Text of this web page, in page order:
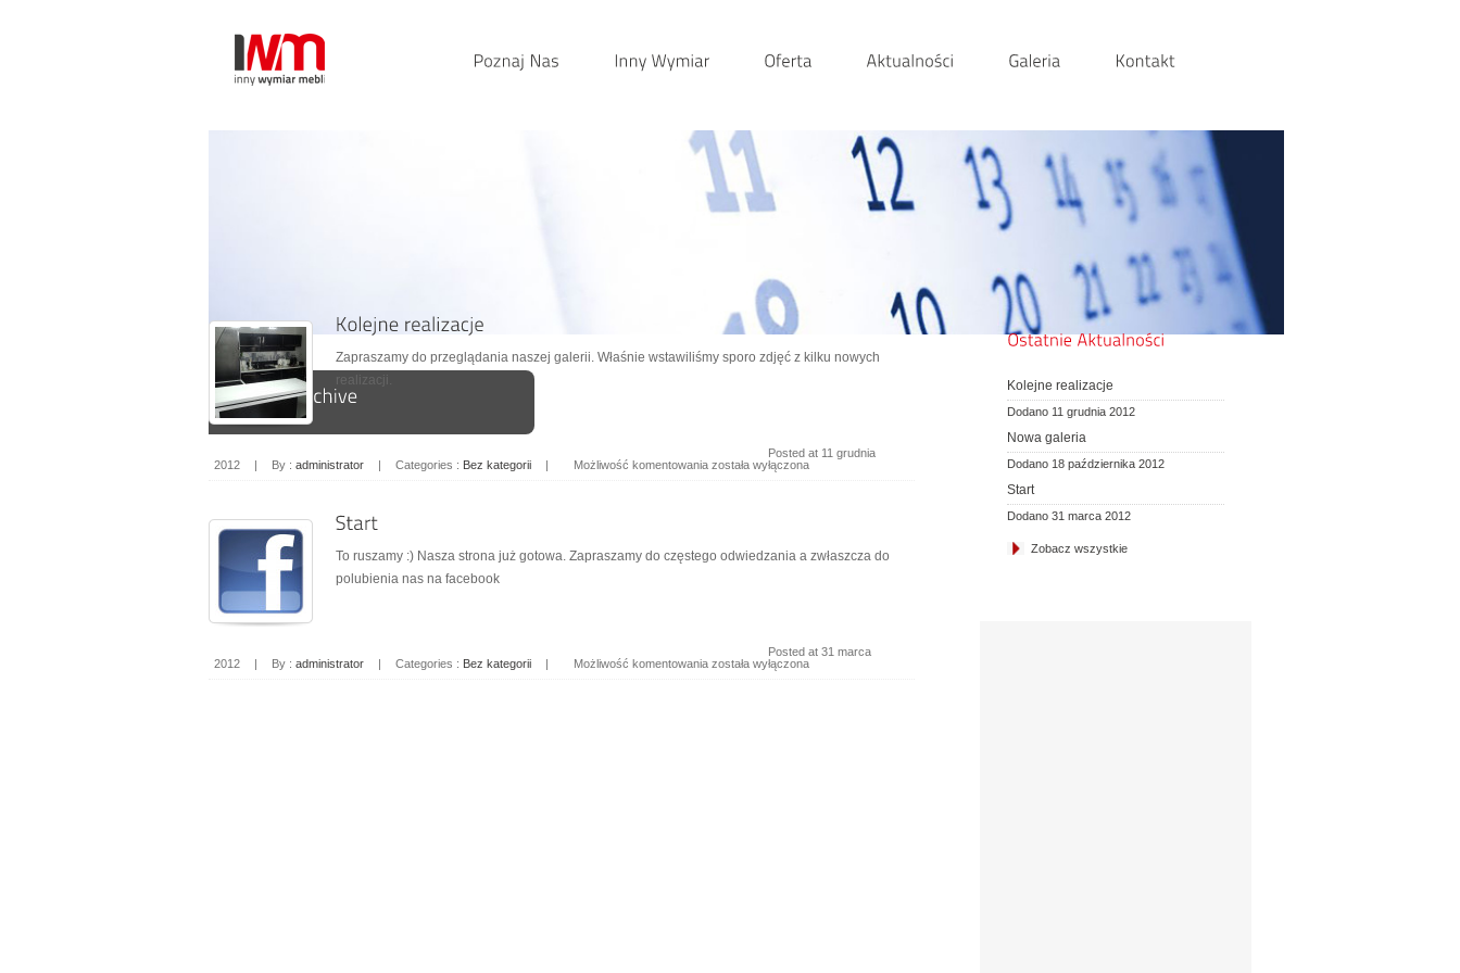
Zapraszamy do przeglądania naszej galerii. Właśnie wstawiliśmy sporo zdjęć z kilku nowych
realizacji.
Posted at 11 grudnia
2012
| By : administrator | Categories : Bez kategorii | Możliwość komentowania
Kolejne
została wyłączona
To ruszamy :) Nasza strona już gotowa. Zapraszamy do częstego odwiedzania a zwłaszcza do
polubienia nas na facebook
Posted at 31 marca
2012
| By : administrator | Categories : Bez kategorii | Możliwość komentowania Start
została wyłączona
Kolejne realizacje
Dodano 11 grudnia 2012
Nowa galeria
Dodano 18 października 2012
Start
Dodano 31 marca 2012
Zobacz wszystkie